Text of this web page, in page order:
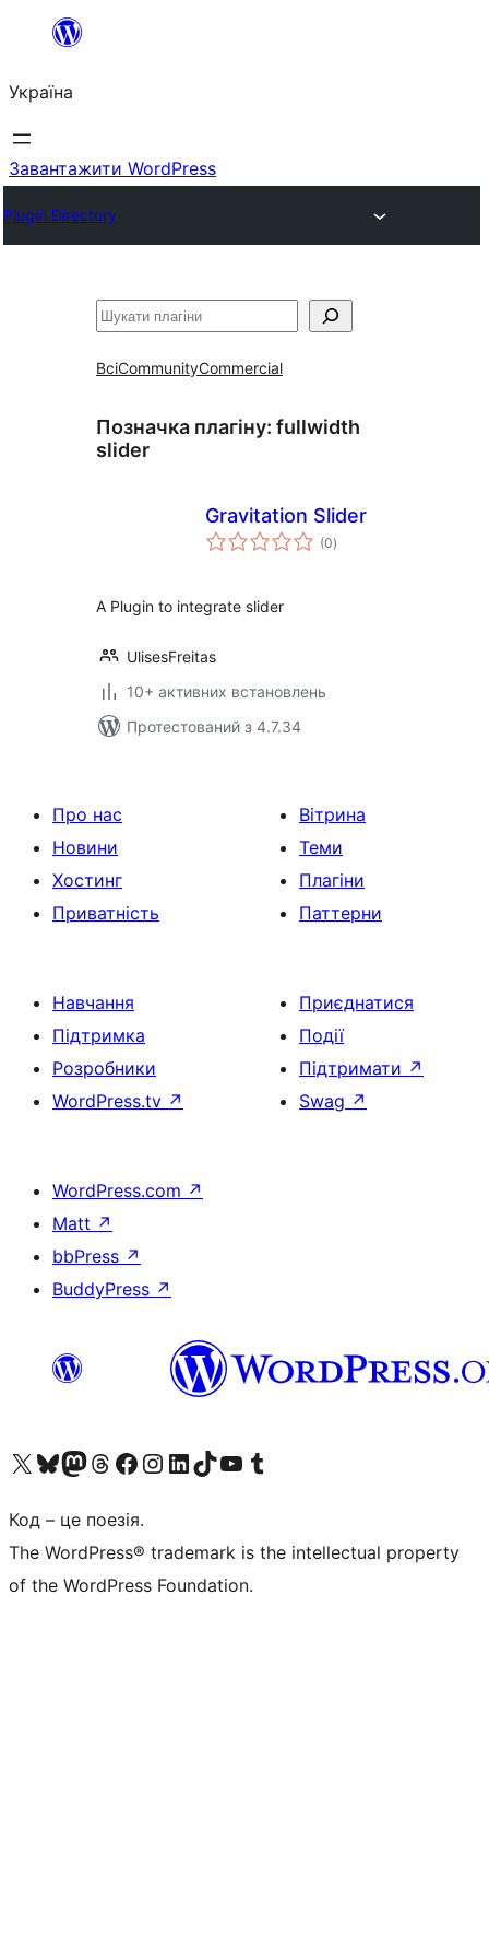
Перейти
вмісту
Україна
Завантажити WordPress
Plugin Directory
Пошук
ВсіCommunityCommercial
Позначка плагіну: fullwidth
slider
Gravitation Slider
(0загальний
рейтинг
)
A Plugin to integrate slider
UlisesFreitas
10+ активних встановлень
Протестований з 4.7.34
Про нас
Новини
Хостинг
Приватність
Вітрина
Теми
Плагіни
Паттерни
Навчання
Підтримка
Розробники
WordPress.tv ↗
Приєднатися
Події
Підтримати ↗
Swag ↗
WordPress.com ↗
Matt ↗
bbPress ↗
BuddyPress ↗
Visit our X (formerly Twitter) account
Visit our Bluesky account
Завітайте до нашої стрічки в Mastodon
Visit our Threads account
Завітайте на нашу сторінку в Facebook
Visit our Instagram account
Visit our LinkedIn account
Visit our TikTok account
Visit our YouTube channel
Visit our Tumblr account
Код – це поезія.
The WordPress® trademark is the intellectual property
of the WordPress Foundation.